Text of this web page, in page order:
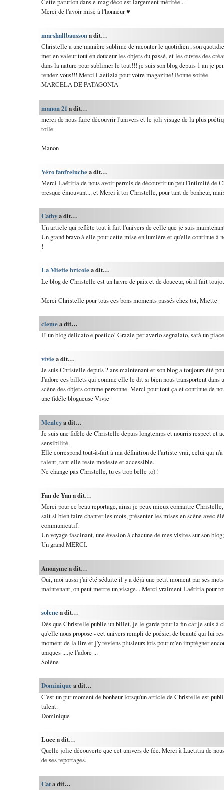
Merci de l'avoir mise à l'honneur ♥
marshallbaussona dit…
Christelle a une manière sublime de raconter le quotidien , son
met en valeur tout en douceur les objets du passé, et les ouvres des
dans la nature pour sublimer le tout!!! je suis son blog depuis 1 an je
rendez vous!!! Merci Laetizia pour votre magazine! Bonne soirée
MARCELA DE PATAGONIA
manon 21a dit…
merci de nous faire découvrir l'univers et le joli visage de la plus
toile.
Manon
Véro fanfreluchea dit…
Merci Laëtitia de nous avoir permis de découvrir un peu l'intimité de
presque émouvant... et Merci à toi Christelle, pour tant de bonheur,
Cathya dit…
Un article qui reflète tout à fait l'univers de celle que je suis
Un grand bravo à elle pour cette mise en lumière et qu'elle continue à
!
La Miette bricolea dit…
Le blog de Christelle est un havre de paix et de douceur, où il fait
Merci Christelle pour tous ces bons moments passés chez toi, Miette
clemea dit…
E' un blog delicato e poetico! Grazie per averlo segnalato, sarà un
viviea dit…
Je suis Christelle depuis 2 ans maintenant et son blog a toujours été
J'adore ces billets qui comme elle le dit si bien nous transportent dans
scène des objets comme personne. Merci pour tout ça et continue de
une fidéle blogueuse Vivie
Menleya dit…
Je suis une fidèle de Christelle depuis longtemps et nourris respect et
sensibilité.
Elle correspond tout-à-fait à ma définition de l'artiste vrai, celui qui
talent, tant elle reste modeste et accessible.
Ne change pas Christelle, tu es trop belle ;o) !
Fan de Yan a dit…
Merci pour ce beau reportage, ainsi je peux mieux connaitre
sait si bien faire chanter les mots, présenter les mises en scène avec
communicatif.
Un voyage fascinant, une évasion à chacune de mes visites sur son blog;
Un grand MERCI.
Anonyme a dit…
Oui, moi aussi j'ai été séduite il y a déjà une petit moment par ses
maintenant, on peut mettre un visage... Merci vraiment Laëtitia pour
solenea dit…
Dès que Christelle publie un billet, je le garde pour la fin car je suis à
qu'elle nous propose - cet univers rempli de poésie, de beauté qui lui
moment de la lire et j'y reviens plusieurs fois pour m'en imprégner
uniques ....je l'adore ...
Solène
Dominiquea dit…
C'est un pur moment de bonheur lorsqu'un article de Christelle est
talent.
Dominique
Luce a dit…
Quelle jolie découverte que cet univers de fée. Merci à Laetitia de
de ses reportages.
Cata dit…